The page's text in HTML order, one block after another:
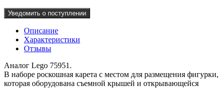
Уведомить о поступлении
Описание
Характеристики
Отзывы
Аналог Lego 75951.
В наборе роскошная карета с местом для размещения фигурки,
которая оборудована съемной крышей и открывающейся